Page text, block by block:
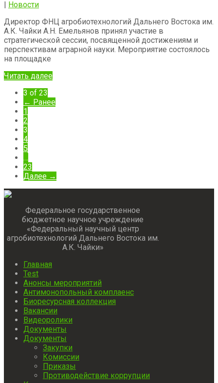
Новости
Директор ФНЦ агробиотехнологий Дальнего Востока им.
А.К. Чайки А.Н. Емельянов принял участие в
стратегической сессии, посвященной достижениям и
перспективам аграрной науки. Мероприятие состоялось
на площадке
Читать далее
3 of 23
← Ранее
1
2
3
4
5
…
23
Далее →
Федеральное государственное
бюджетное научное учреждение
«Федеральный научный центр
агробиотехнологий Дальнего Востока им.
А.К. Чайки»
Главная
Test
Анонсы мероприятий
Антимонопольный комплаенс
Биоресурсная коллекция
Вакансии
Видеоролики
Документы
Документы
Закупки
Комиссии
Приказы
Противодействие коррупции